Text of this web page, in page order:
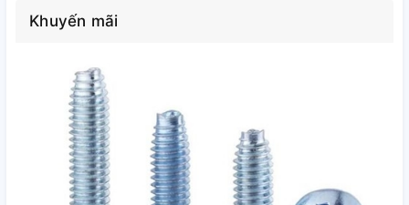
Khuyến mãi